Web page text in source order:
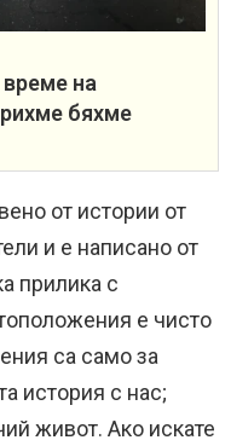
на
бяхме
от истории от
и е написано от
прилика с
е чисто
са само за
история с нас;
живот. Ако искате